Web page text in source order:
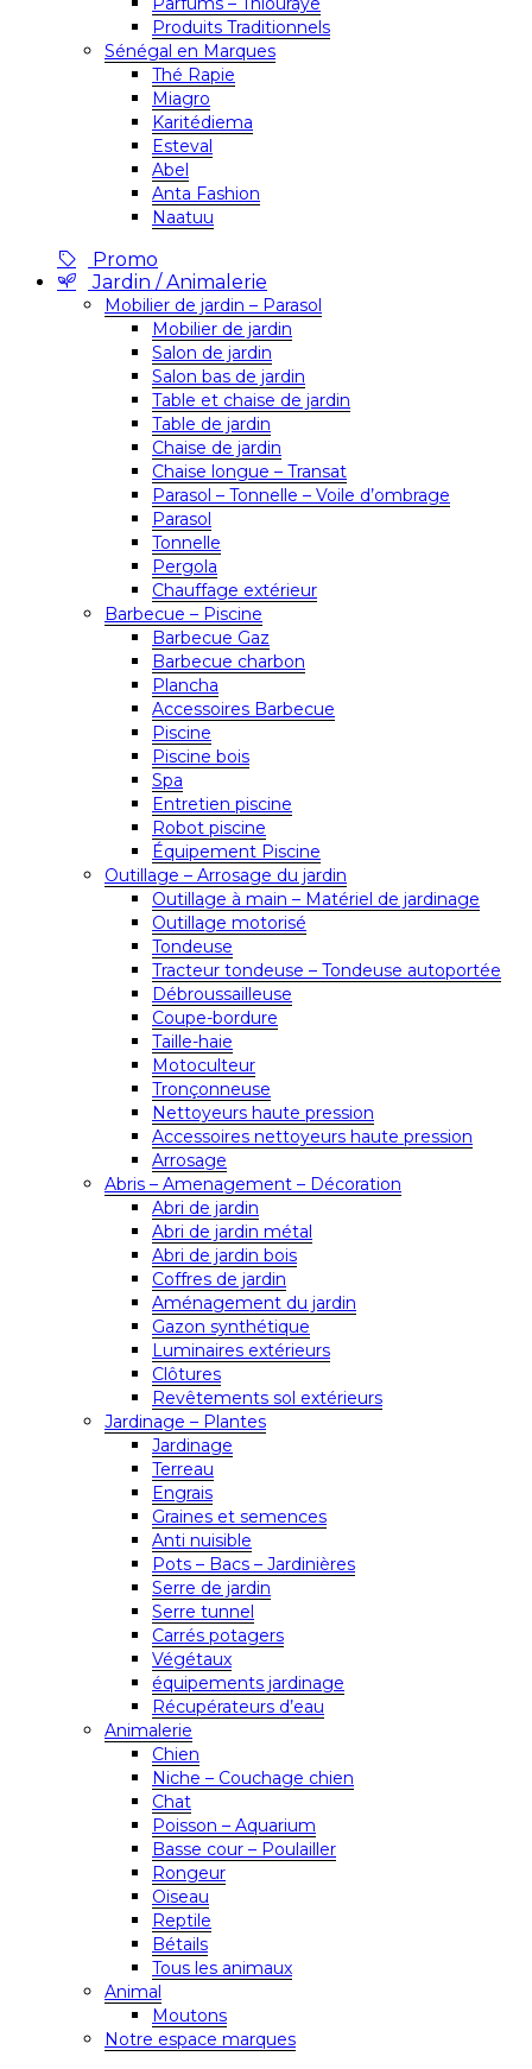
Produits Traditionnels
Sénégal en Marques
Thé Rapie
Miagro
Karitédiema
Esteval
Abel
Anta Fashion
Naatuu
Promo
Jardin / Animalerie
Mobilier de jardin – Parasol
Mobilier de jardin
Salon de jardin
Salon bas de jardin
Table et chaise de jardin
Table de jardin
Chaise de jardin
Chaise longue – Transat
Parasol – Tonnelle – Voile d’ombrage
Parasol
Tonnelle
Pergola
Chauffage extérieur
Barbecue – Piscine
Barbecue Gaz
Barbecue charbon
Plancha
Accessoires Barbecue
Piscine
Piscine bois
Spa
Entretien piscine
Robot piscine
Équipement Piscine
Outillage – Arrosage du jardin
Outillage à main – Matériel de jardinage
Outillage motorisé
Tondeuse
Tracteur tondeuse – Tondeuse autoportée
Débroussailleuse
Coupe-bordure
Taille-haie
Motoculteur
Tronçonneuse
Nettoyeurs haute pression
Accessoires nettoyeurs haute pression
Arrosage
Abris – Amenagement – Décoration
Abri de jardin
Abri de jardin métal
Abri de jardin bois
Coffres de jardin
Aménagement du jardin
Gazon synthétique
Luminaires extérieurs
Clôtures
Revêtements sol extérieurs
Jardinage – Plantes
Jardinage
Terreau
Engrais
Graines et semences
Anti nuisible
Pots – Bacs – Jardinières
Serre de jardin
Serre tunnel
Carrés potagers
Végétaux
équipements jardinage
Récupérateurs d’eau
Animalerie
Chien
Niche – Couchage chien
Chat
Poisson – Aquarium
Basse cour – Poulailler
Rongeur
Oiseau
Reptile
Bétails
Tous les animaux
Animal
Moutons
Notre espace marques